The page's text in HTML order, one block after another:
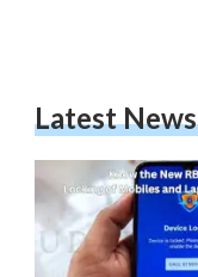
Latest News